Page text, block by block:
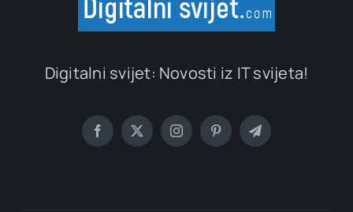
Digitalni svijet: Novosti iz IT svijeta!